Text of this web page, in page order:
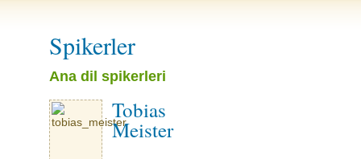
Spikerler
Ana dil spikerleri
Tobias
Meister